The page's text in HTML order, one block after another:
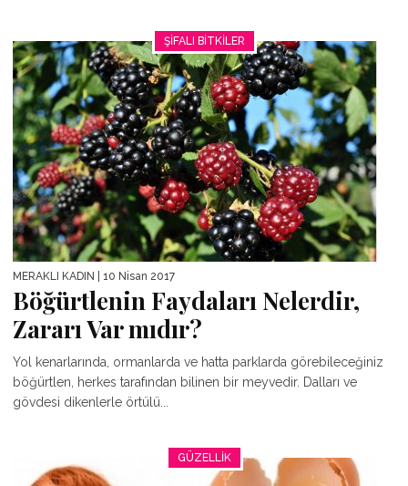
ŞIFALI BITKILER
MERAKLI KADIN | 10 Nisan 2017
Böğürtlenin Faydaları Nelerdir,
Zararı Var mıdır?
Yol kenarlarında, ormanlarda ve hatta parklarda görebileceğiniz
böğürtlen, herkes tarafından bilinen bir meyvedir. Dalları ve
gövdesi dikenlerle örtülü...
GÜZELLIK